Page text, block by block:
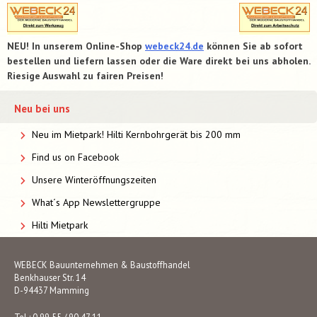
NEU! In unserem Online-Shop webeck24.de können Sie ab sofort
bestellen und liefern lassen oder die Ware direkt bei uns abholen.
Riesige Auswahl zu fairen Preisen!
Neu bei uns
Neu im Mietpark! Hilti Kernbohrgerät bis 200 mm
Find us on Facebook
Unsere Winteröffnungszeiten
What´s App Newslettergruppe
Hilti Mietpark
WEBECK Bauunternehmen & Baustoffhandel
Benkhauser Str. 14
D-94437 Mamming